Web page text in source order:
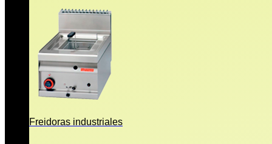
Freidoras industriales